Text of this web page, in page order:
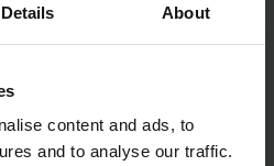
Details About
content and ads, to
and to analyse our traffic.
o výrobku